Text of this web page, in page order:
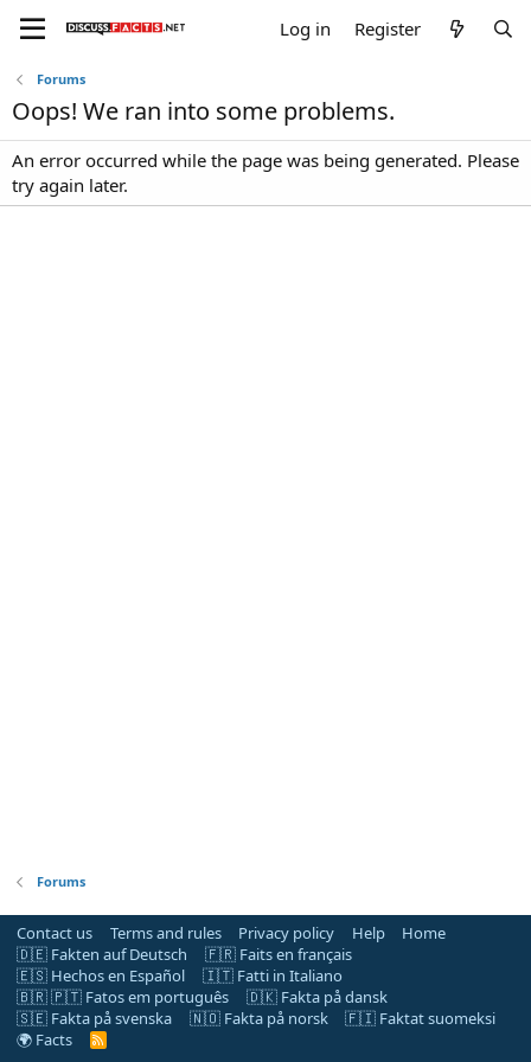
Log in Register
Forums
Oops! We ran into some problems.
An error occurred while the page was being generated. Please
try again later.
Forums
Contact us Terms and rules Privacy policy Help
Home
🇩🇪 Fakten auf Deutsch
🇫🇷 Faits en français
🇪🇸 Hechos en Español
🇮🇹 Fatti in Italiano
🇧🇷 🇵🇹 Fatos em português
🇩🇰 Fakta på dansk
🇸🇪 Fakta på svenska
🇳🇴 Fakta på norsk
🇫🇮 Faktat suomeksi
🌍 Facts
R